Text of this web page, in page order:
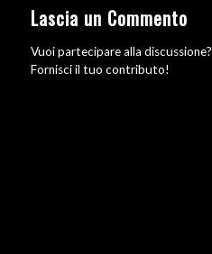
Lascia un Commento
Vuoi partecipare alla discussione?
Fornisci il tuo contributo!